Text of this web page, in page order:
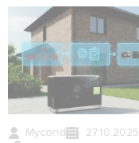
Mycond
27.10.2025